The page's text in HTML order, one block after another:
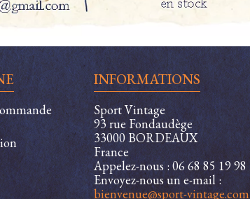
INFORMATIONS
Sport Vintage
93 rue Fondaudège
33000 BORDEAUX
France
Appelez-nous :06 68 85 19 98
Envoyez-nous un e-mail :
bienvenue@sport-vintage.com